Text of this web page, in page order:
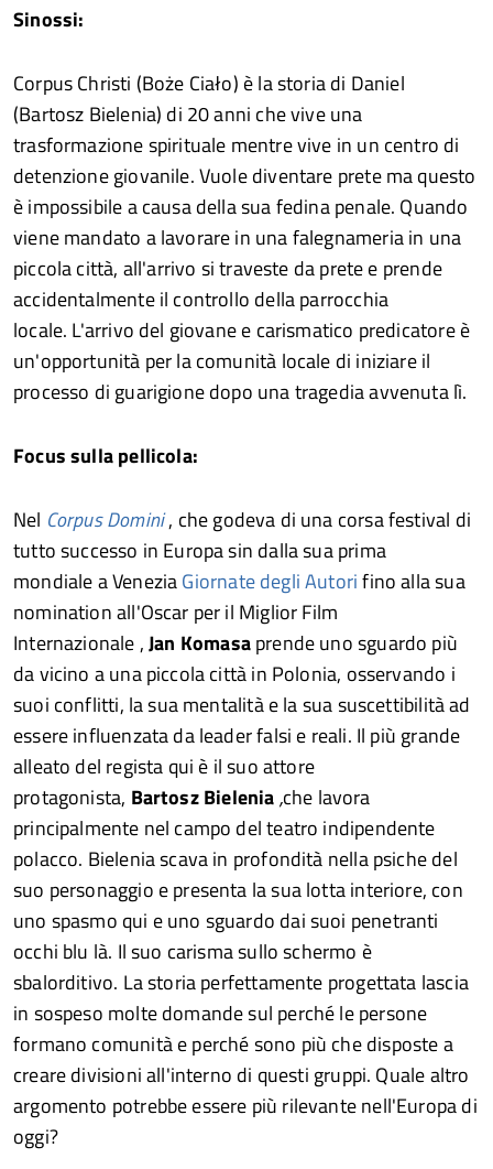
Sinossi:
Corpus Christi (Boże Ciało) è la storia di Daniel
(Bartosz Bielenia) di 20 anni che vive una
trasformazione spirituale mentre vive in un centro di
detenzione giovanile. Vuole diventare prete ma questo
è impossibile a causa della sua fedina penale. Quando
viene mandato a lavorare in una falegnameria in una
piccola città, all'arrivo si traveste da prete e prende
accidentalmente il controllo della parrocchia
locale. L'arrivo del giovane e carismatico predicatore è
un'opportunità per la comunità locale di iniziare il
processo di guarigione dopo una tragedia avvenuta lì.
Focus sulla pellicola:
Nel Corpus Domini, che godeva di una corsa festival di
tutto successo in Europa sin dalla sua prima
mondiale a VeneziaGiornate degli Autorifino alla sua
nomination all'Oscar per il Miglior Film
Internazionale ,Jan Komasaprende uno sguardo più
da vicino a una piccola città in Polonia, osservando i
suoi conflitti, la sua mentalità e la sua suscettibilità ad
essere influenzata da leader falsi e reali. Il più grande
alleato del regista qui è il suo attore
protagonista, Bartosz Bielenia,che lavora
principalmente nel campo del teatro indipendente
polacco. Bielenia scava in profondità nella psiche del
suo personaggio e presenta la sua lotta interiore, con
uno spasmo qui e uno sguardo dai suoi penetranti
occhi blu là. Il suo carisma sullo schermo è
sbalorditivo. La storia perfettamente progettata lascia
in sospeso molte domande sul perché le persone
formano comunità e perché sono più che disposte a
creare divisioni all'interno di questi gruppi. Quale altro
argomento potrebbe essere più rilevante nell'Europa di
oggi?